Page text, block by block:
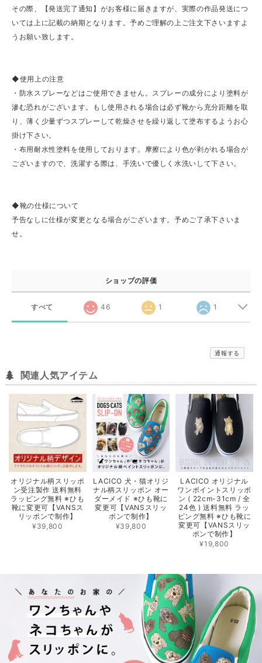
その際、【発送完了通知】がお客様に届きますが、実際の作品発送につ
いては上に記載の納期となります。予めご理解の上ご注文下さいますよ
うお願い致します。
◆使用上の注意
・防水スプレーなどはご使用できません。スプレーの成分により塗料が
滲む恐れがございます。もし使用される場合は必ず靴から充分距離を取
り、薄く少量ずつスプレーして乾燥させを繰り返して塗布するようお心
掛け下さい。
・布用耐水性塗料を使用しております。摩擦により色が剥がれる場合が
ございますので、洗濯する際は、手洗いで優しく水洗いして下さい。
◆靴の仕様について
予告なしに仕様が変更となる場合がございます。予めご了承下さいま
せ。
ショップの評価
すべて 46 1 1
通報する
関連人気アイテム
オリジナル柄スリッポ
ン受注製作 送料無料
ラッピング無料 ※ひも
靴に変更可【VANSス
リッポンで制作】
¥39,800
LACICO 犬・猫オリジ
ナル柄スリッポン オー
ダーメイド ※ひも靴に
変更可【VANSスリッ
ポンで制作】
¥39,800
LACICO オリジナル
ワンポイントスリッポ
ン ( 22cm-31cm / 全
24色 ) 送料無料 ラッ
ピング無料 ※ひも靴に
変更可【VANSスリッ
ポンで制作】
¥19,800